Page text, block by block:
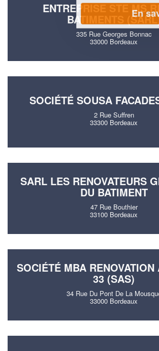
ENTREPRISE STE MS
BATIMENTS
335 Rue Georges Bonnac
33000 Bordeaux
SOCIÉTÉ SOUSA
2 Rue Suffren
33300 Bordeaux
SARL LES RENOVATEURS
DU BATIMENT
47 Rue Bouthier
33100 Bordeaux
SOCIÉTÉ MBA RENOVATION
33 (SAS)
34 Rue Du Pont De La
33000 Bordeaux
En savoir